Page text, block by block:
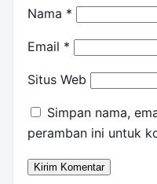
Nama *
Email *
Situs Web
Simpan nama,
peramban ini untuk